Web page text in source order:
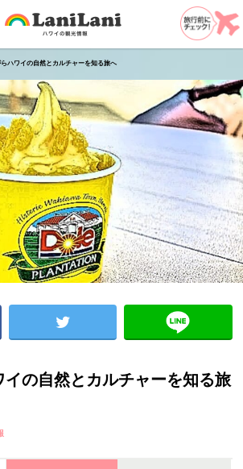
ハワイの自然とカルチャーを知る旅へ
イの自然とカルチャーを知る旅